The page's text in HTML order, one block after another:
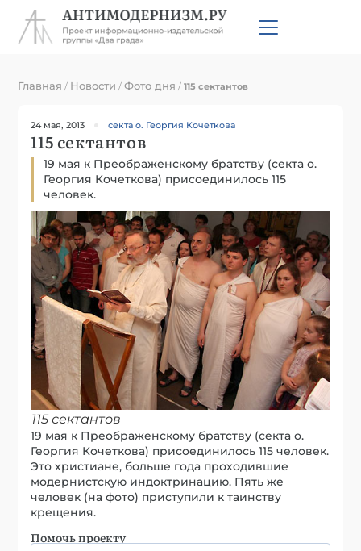
Главная / Новости /Фото дня /115 сектантов
24 мая, 2013 секта о. Георгия Кочеткова
115 сектантов
19 мая к Преображенскому братству (секта о.
Георгия Кочеткова) присоединилось 115
человек.
115 сектантов
19 мая к Преображенскому братству (секта о.
Георгия Кочеткова) присоединилось 115 человек.
Это христиане, больше года проходившие
модернистскую индоктринацию. Пять же
человек (на фото) приступили к таинству
крещения.
Помочь проекту